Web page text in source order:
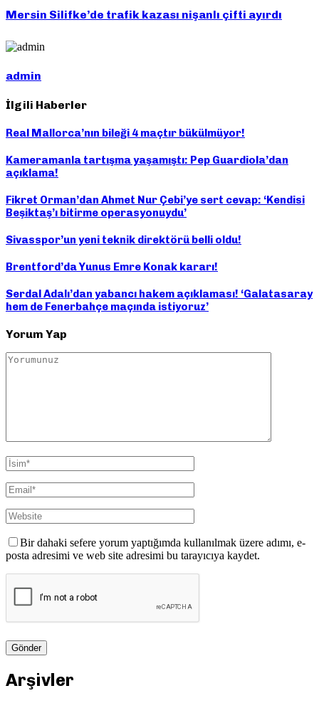
Mersin Silifke’de trafik kazası nişanlı çifti ayırdı
admin
İlgili Haberler
Real Mallorca’nın bileği 4 maçtır bükülmüyor!
Kameramanla tartışma yaşamıştı: Pep Guardiola’dan
açıklama!
Fikret Orman’dan Ahmet Nur Çebi’ye sert cevap: ‘Kendisi
Beşiktaş’ı bitirme operasyonuydu’
Sivasspor’un yeni teknik direktörü belli oldu!
Brentford’da Yunus Emre Konak kararı!
Serdal Adalı’dan yabancı hakem açıklaması! ‘Galatasaray
hem de Fenerbahçe maçında istiyoruz’
Yorum Yap
Bir dahaki sefere yorum yaptığımda kullanılmak üzere adımı, e-
posta adresimi ve web site adresimi bu tarayıcıya kaydet.
Arşivler